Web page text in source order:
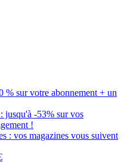
% sur votre abonnement + un
jusqu'à -53% sur vos
!
: vos magazines vous suivent